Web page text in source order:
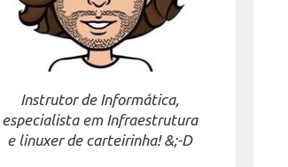
Instrutor de Informática,
especialista em Infraestrutura
e linuxer de carteirinha! &;-D